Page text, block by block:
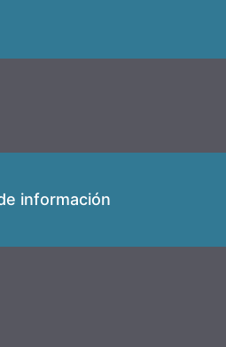
información